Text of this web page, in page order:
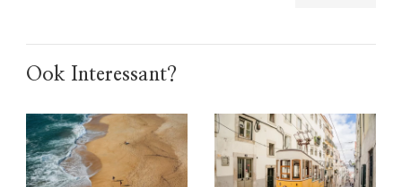
Ook Interessant?